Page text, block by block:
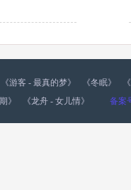
《游客 - 最真的梦》 《冬眠》
》 《龙舟 - 女儿情》 备案